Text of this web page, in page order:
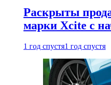
Раскрыты
марки Xcite с
1 год спустя1 год спустя